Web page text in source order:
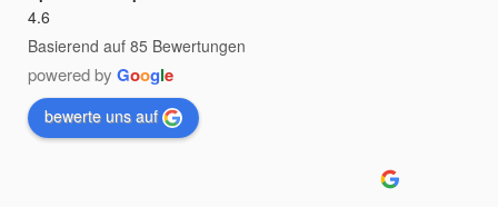
4.6
Basierend auf 85 Bewertungen
powered by Google
bewerte uns auf